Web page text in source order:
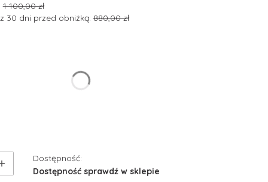
1 100,00 zł
30 dni przed obniżką: 880,00 zł
Dostępność:
Dostępność sprawdź w sklepie